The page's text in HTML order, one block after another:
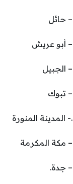
– حائل
– أبو عريش
– الجبيل
– تبوك
.- المدينة المنورة
– مكة المكرمة
– جدة.